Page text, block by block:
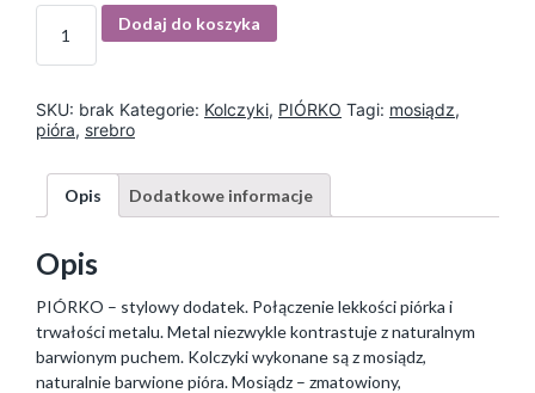
I
ś
Dodaj do koszyka
SKU: brak Kategorie: Kolczyki, PIÓRKO Tagi: mosiądz,
pióra, srebro
Opis Dodatkowe informacje
Opis
PIÓRKO – stylowy dodatek. Połączenie lekkości piórka i
trwałości metalu. Metal niezwykle kontrastuje z naturalnym
barwionym puchem. Kolczyki wykonane są z mosiądz,
naturalnie barwione pióra. Mosiądz – zmatowiony,